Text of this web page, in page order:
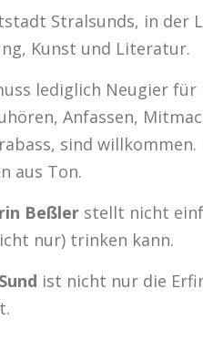
Stralsunds, in der
Kunst und Literatur.
lediglich Neugier für
Anfassen,
sind willkommen.
aus Ton.
Beßler stellt nicht
nur) trinken kann.
ist nicht nur die